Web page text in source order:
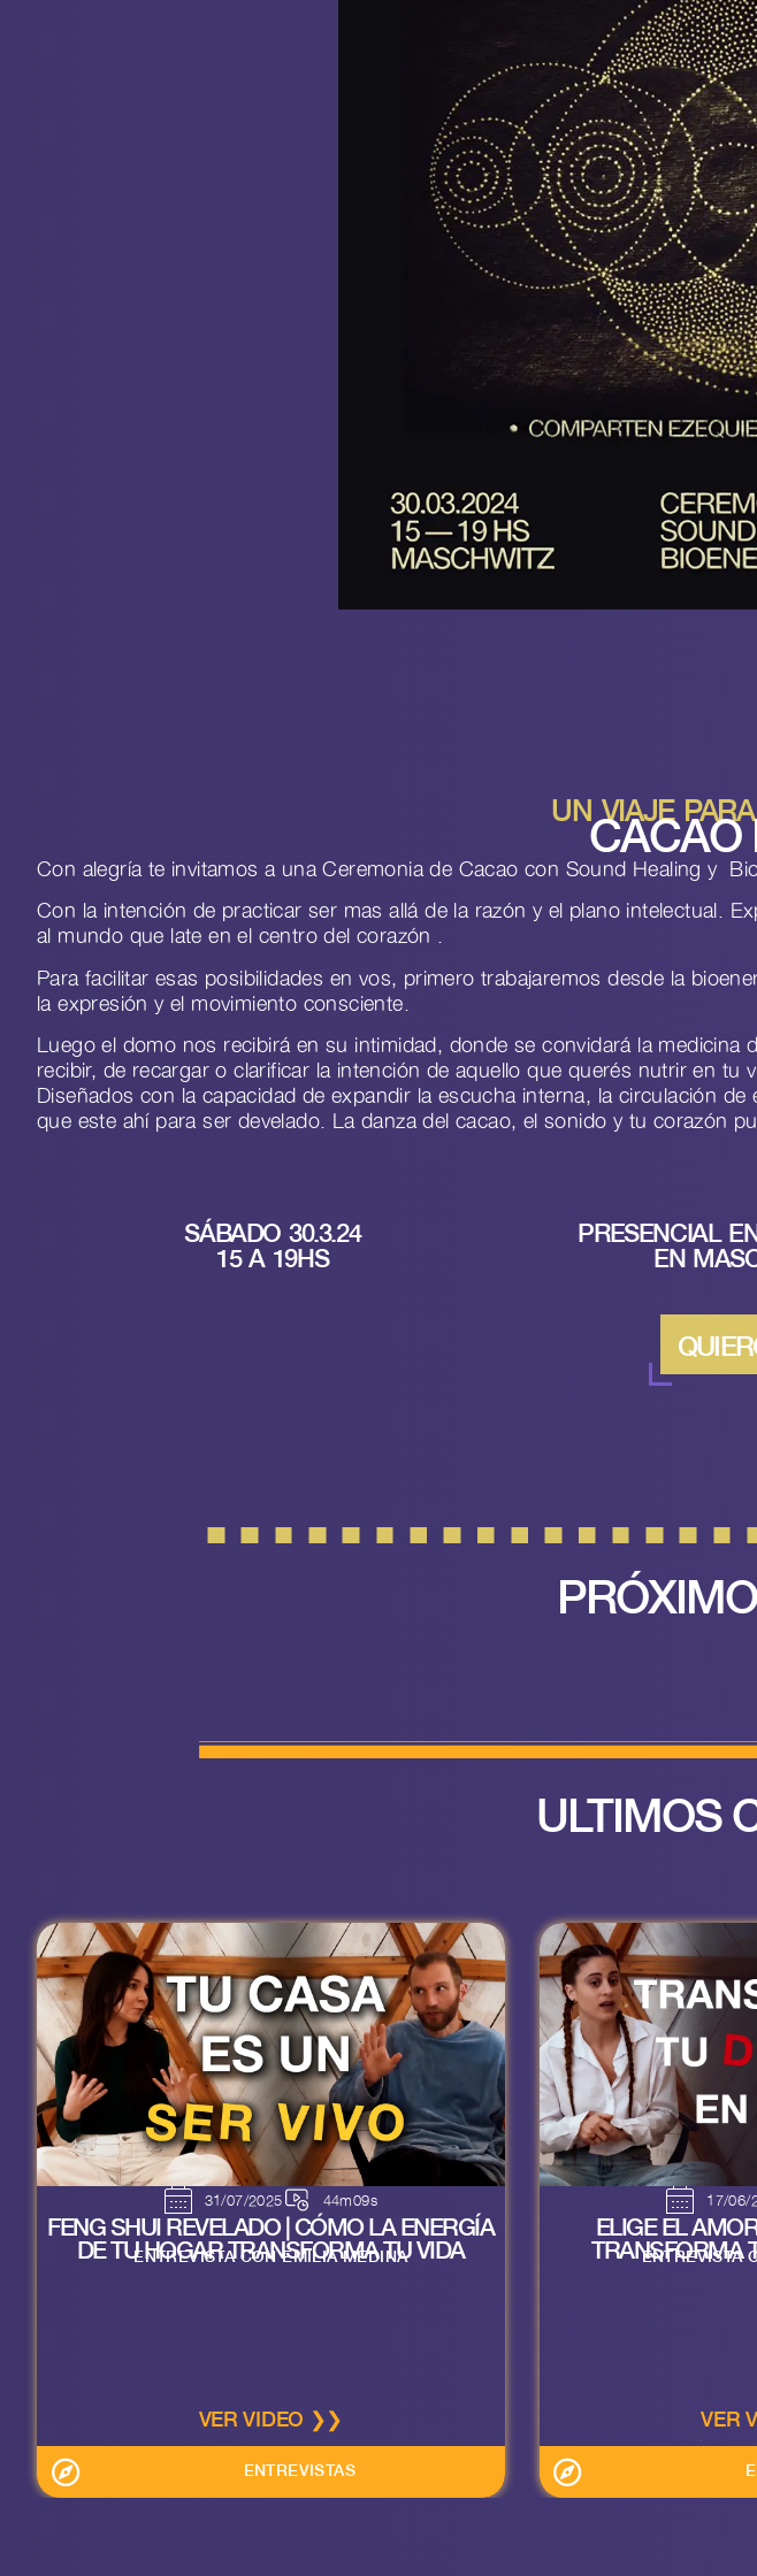
UN VIAJE
CACAO
Con alegría te invitamos a una Ceremonia de Cacao con Sound Healing y
Con la intención de practicar ser mas allá de la razón y el plano intelectual.
al mundo que late en el centro del corazón .
Para facilitar esas posibilidades en vos, primero trabajaremos desde la
la expresión y el movimiento consciente.
Luego el domo nos recibirá en su intimidad, donde se convidará la
recibir, de recargar o clarificar la intención de aquello que querés nutrir en
Diseñados con la capacidad de expandir la escucha interna, la circulación
que este ahí para ser develado. La danza del cacao, el sonido y tu corazón
SÁBADO 30.3.24
15 A 19HS
PRESENCIAL
EN
ULTIMOS
31/07/2025 44m09s
FENG SHUI REVELADO | CÓMO LA ENERGÍA
DE TU HOGAR TRANSFORMA TU VIDA
ENTREVISTA CON EMILIA MEDINA
VER VIDEO ❯❯
ENTREVISTAS
17/06/
ELIGE EL
TRANSFORMA
ENTREVISTA
VER